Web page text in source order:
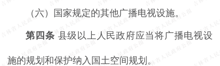
（六）国家规定的其他广播电视设施。
第四条 县级以上人民政府应当将广播电视设
施的规划和保护纳入国土空间规划。